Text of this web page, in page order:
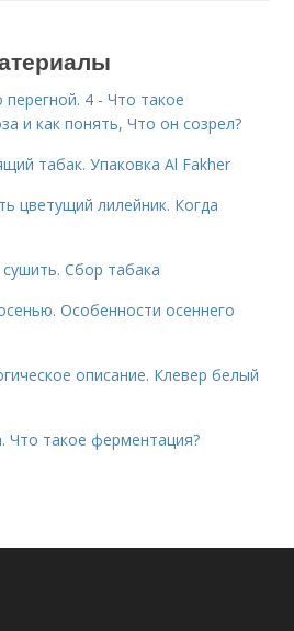
4 - Что такое
и как понять, Что он созрел?
табак. Упаковка Al Fakher
цветущий лилейник. Когда
Сбор табака
Особенности осеннего
описание. Клевер белый
Что такое ферментация?